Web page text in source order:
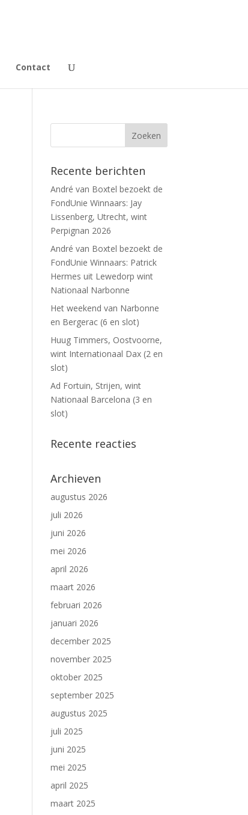
Contact
Recente berichten
André van Boxtel bezoekt de
FondUnie Winnaars: Jay
Lissenberg, Utrecht, wint
Perpignan 2026
André van Boxtel bezoekt de
FondUnie Winnaars: Patrick
Hermes uit Lewedorp wint
Nationaal Narbonne
Het weekend van Narbonne
en Bergerac (6 en slot)
Huug Timmers, Oostvoorne,
wint Internationaal Dax (2 en
slot)
Ad Fortuin, Strijen, wint
Nationaal Barcelona (3 en
slot)
Recente reacties
Archieven
augustus 2026
juli 2026
juni 2026
mei 2026
april 2026
maart 2026
februari 2026
januari 2026
december 2025
november 2025
oktober 2025
september 2025
augustus 2025
juli 2025
juni 2025
mei 2025
april 2025
maart 2025